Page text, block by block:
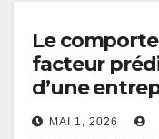
Le
facteur
d’une
MAI 1, 2026